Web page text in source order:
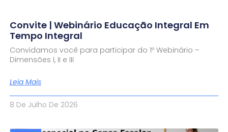
Convite | Webinário Educação Integral Em
Tempo Integral
Convidamos você para participar do 1º Webinário –
Dimensões I, II e III
Leia Mais
8 De Julho De 2026